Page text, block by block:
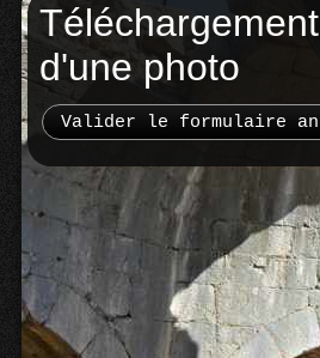
Téléchargement
d'une photo